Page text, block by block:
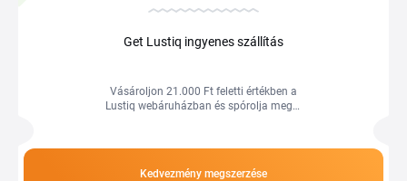
Get Lustiq ingyenes szállítás
Vásároljon 21.000 Ft feletti értékben a
Lustiq webáruházban és spórolja meg a
webáruházban.
Kedvezmény megszerzése